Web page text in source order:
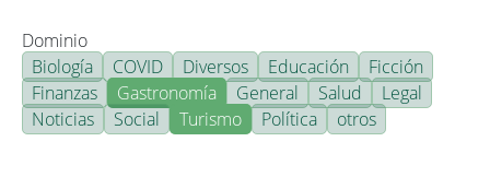
Dominio
Biología
COVID Diversos Educación
Ficción
Finanzas
Gastronomía General Salud
Legal
Noticias
Social Turismo Política otros